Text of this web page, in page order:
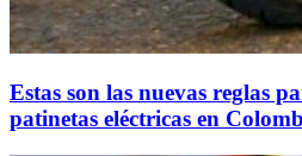
Estas son las nuevas reglas
patinetas eléctricas en